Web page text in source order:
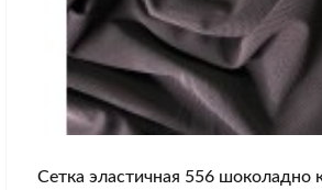
Сетка эластичная 556 шоколадно